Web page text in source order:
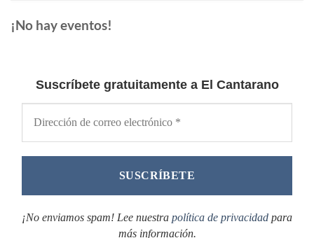
¡No hay eventos!
Suscríbete gratuitamente a El Cantarano
¡No enviamos spam! Lee nuestra política de privacidad para
más información.